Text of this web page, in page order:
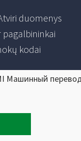
duomenys
pagalbininkai
kodai
Машинный